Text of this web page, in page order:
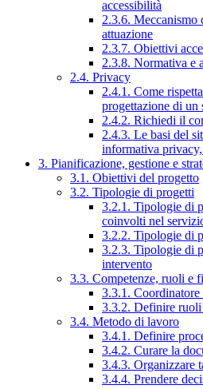
accessibilità
2.3.6. Meccanismo
attuazione
2.3.7. Obiettivi
2.3.8. Normativa e
2.4. Privacy
2.4.1. Come
progettazione di
2.4.2. Richiedi il
2.4.3. Le basi del
informativa
3. Pianificazione, gestione e
3.1. Obiettivi del progetto
3.2. Tipologie di progetti
3.2.1. Tipologie di
coinvolti nel
3.2.2. Tipologie di
3.2.3. Tipologie di
intervento
3.3. Competenze, ruoli e
3.3.1.
3.3.2. Definire ruoli
3.4. Metodo di lavoro
3.4.1. Definire
3.4.2. Curare la
3.4.3. Organizzare
3.4.4. Prendere